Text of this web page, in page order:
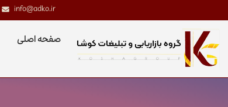
info@adko.ir
صفحه اصلی